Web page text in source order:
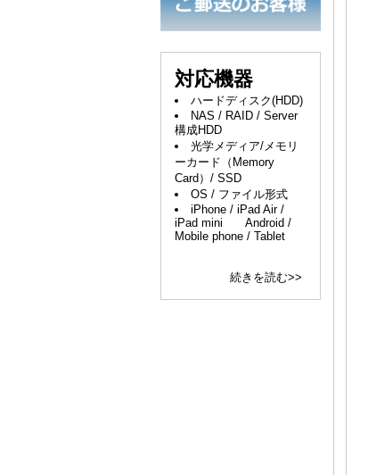
対応機器
ハードディスク(HDD)
NAS / RAID / Server
構成HDD
光学メディア/メモリ
ーカード（Memory
Card）/ SSD
OS / ファイル形式
iPhone / iPad Air /
iPad mini Android /
Mobile phone / Tablet
続きを読む>>